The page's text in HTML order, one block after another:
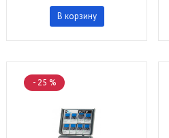
В корзину
- 25 %